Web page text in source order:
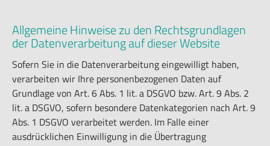
Allgemeine Hinweise zu den Rechtsgrundlagen
der Datenverarbeitung auf dieser Website
Sofern Sie in die Datenverarbeitung eingewilligt haben,
verarbeiten wir Ihre personenbezogenen Daten auf
Grundlage von Art. 6 Abs. 1 lit. a DSGVO bzw. Art. 9 Abs. 2
lit. a DSGVO, sofern besondere Datenkategorien nach Art. 9
Abs. 1 DSGVO verarbeitet werden. Im Falle einer
ausdrücklichen Einwilligung in die Übertragung